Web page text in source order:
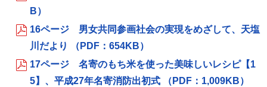
B）
16ページ 男女共同参画社会の実現をめざして、天塩
川だより （PDF：654KB）
17ページ 名寄のもち米を使った美味しいレシピ【1
5】、平成27年名寄消防出初式 （PDF：1,009KB）